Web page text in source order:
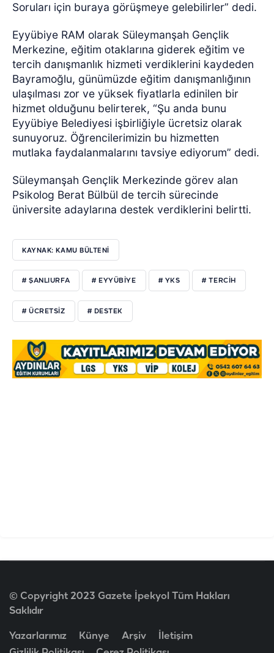
Soruları için buraya görüşmeye gelebilirler” dedi.
Eyyübiye RAM olarak Süleymanşah Gençlik
Merkezine, eğitim otaklarına giderek eğitim ve
tercih danışmanlık hizmeti verdiklerini kaydeden
Bayramoğlu, günümüzde eğitim danışmanlığının
ulaşılması zor ve yüksek fiyatlarla edinilen bir
hizmet olduğunu belirterek, “Şu anda bunu
Eyyübiye Belediyesi işbirliğiyle ücretsiz olarak
sunuyoruz. Öğrencilerimizin bu hizmetten
mutlaka faydalanmalarını tavsiye ediyorum” dedi.
Süleymanşah Gençlik Merkezinde görev alan
Psikolog Berat Bülbül de tercih sürecinde
üniversite adaylarına destek verdiklerini belirtti.
KAYNAK: KAMU BÜLTENİ
# ŞANLIURFA # EYYÜBİYE # YKS # TERCİH
# ÜCRETSİZ # DESTEK
© Copyright 2023 Gazete İpekyol Tüm Hakları
Saklıdır
Yazarlarımız Künye Arşiv
İletişim